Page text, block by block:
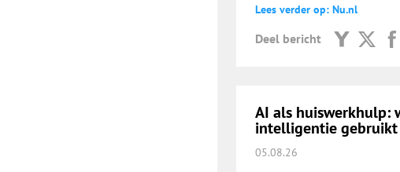
Lees verder op: Nu.nl
Deel bericht
AI als huiswerkhulp:
intelligentie gebruikt
05.08.26